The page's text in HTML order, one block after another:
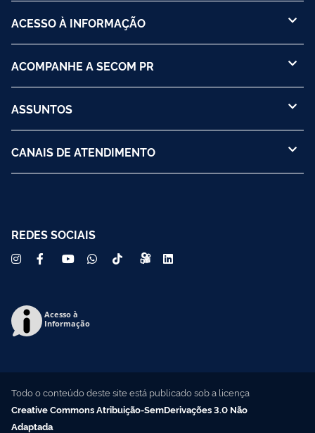
ACESSO À INFORMAÇÃO
ACOMPANHE A SECOM PR
ASSUNTOS
CANAIS DE ATENDIMENTO
REDES SOCIAIS
Acesso à
Informação
Todo o conteúdo deste site está publicado sob a licença
Creative Commons Atribuição-SemDerivações 3.0 Não
Adaptada